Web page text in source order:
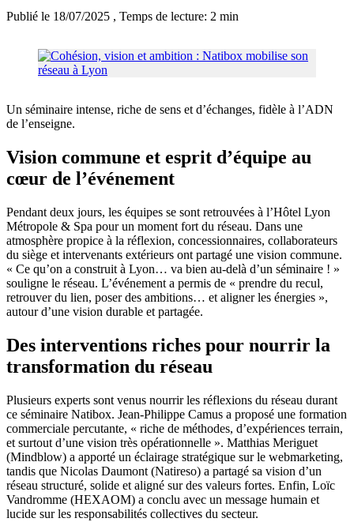
Publié le 18/07/2025 , Temps de lecture: 2 min
Un séminaire intense, riche de sens et d’échanges, fidèle à l’ADN
de l’enseigne.
Vision commune et esprit d’équipe au
cœur de l’événement
Pendant deux jours, les équipes se sont retrouvées à l’Hôtel Lyon
Métropole & Spa pour un moment fort du réseau. Dans une
atmosphère propice à la réflexion, concessionnaires, collaborateurs
du siège et intervenants extérieurs ont partagé une vision commune.
« Ce qu’on a construit à Lyon… va bien au-delà d’un séminaire ! »
souligne le réseau. L’événement a permis de « prendre du recul,
retrouver du lien, poser des ambitions… et aligner les énergies »,
autour d’une vision durable et partagée.
Des interventions riches pour nourrir la
transformation du réseau
Plusieurs experts sont venus nourrir les réflexions du réseau durant
ce séminaire Natibox. Jean-Philippe Camus a proposé une formation
commerciale percutante, « riche de méthodes, d’expériences terrain,
et surtout d’une vision très opérationnelle ». Matthias Meriguet
(Mindblow) a apporté un éclairage stratégique sur le webmarketing,
tandis que Nicolas Daumont (Natireso) a partagé sa vision d’un
réseau structuré, solide et aligné sur des valeurs fortes. Enfin, Loïc
Vandromme (HEXAOM) a conclu avec un message humain et
lucide sur les responsabilités collectives du secteur.